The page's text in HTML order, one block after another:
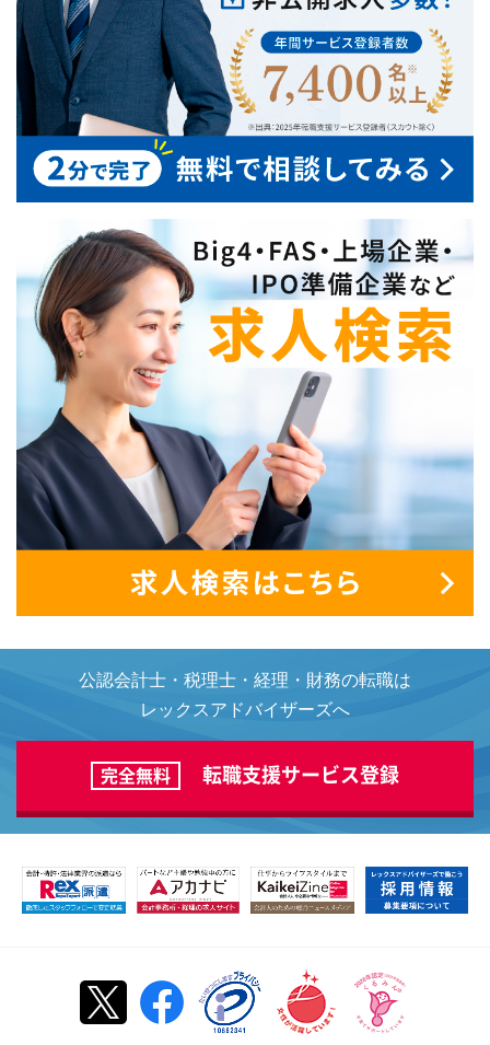
公認会計士・税理士・経理・財務の転職は
レックスアドバイザーズへ
完全無料 転職支援サービス登録